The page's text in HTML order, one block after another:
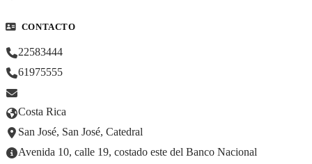
CONTACTO
22583444
61975555
Costa Rica
San José, San José, Catedral
Avenida 10, calle 19, costado este del Banco Nacional